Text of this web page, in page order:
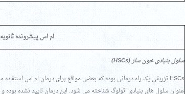
ام اس پیشرونده ثانویه
سلول بنیادی خون ساز (HSCs
)